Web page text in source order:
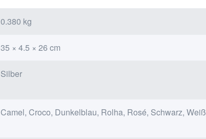
0.380 kg
35 × 4.5 × 26 cm
Silber
Camel, Croco, Dunkelblau, Rolha, Rosé, Schwarz, Weiß